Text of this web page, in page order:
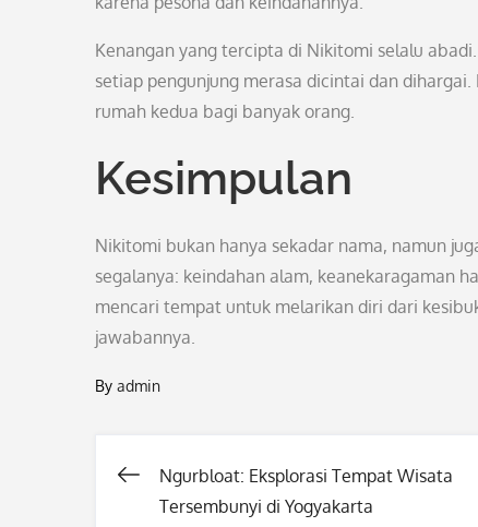
Kenangan yang tercipta di Nikitomi selalu
setiap pengunjung merasa dicintai dan
rumah kedua bagi banyak orang.
Kesimpulan
Nikitomi bukan hanya sekadar nama, namun
segalanya: keindahan alam, keanekaragaman
mencari tempat untuk melarikan diri dari
jawabannya.
By admin
Post
Ngurbloat: Eksplorasi Tempat Wisata
Tersembunyi di Yogyakarta